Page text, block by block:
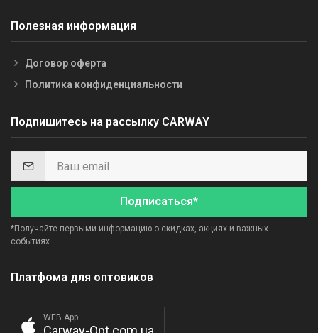
Полезная информация
Договор оферта
Политика конфиденциальности
Подпишитесь на рассылку CARWAY
Подписаться*
*Получайте первыми информацию о скидках, акциях и важных
событиях.
Платфома для оптовиков
WEB App